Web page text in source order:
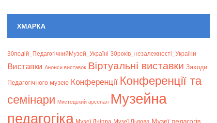
ХМАРКА
30подій_ПедагогічнийМузей_Україні 30років_незалежності_України
Bиставки Анонси виставок Віртуальні виставки Заходи
Педагогічного музею Конференції Конференції та
семінари Мистецький арсенал Музейна
педагогіка Музеї Дніпра Музеї Львова Музеї педагогів